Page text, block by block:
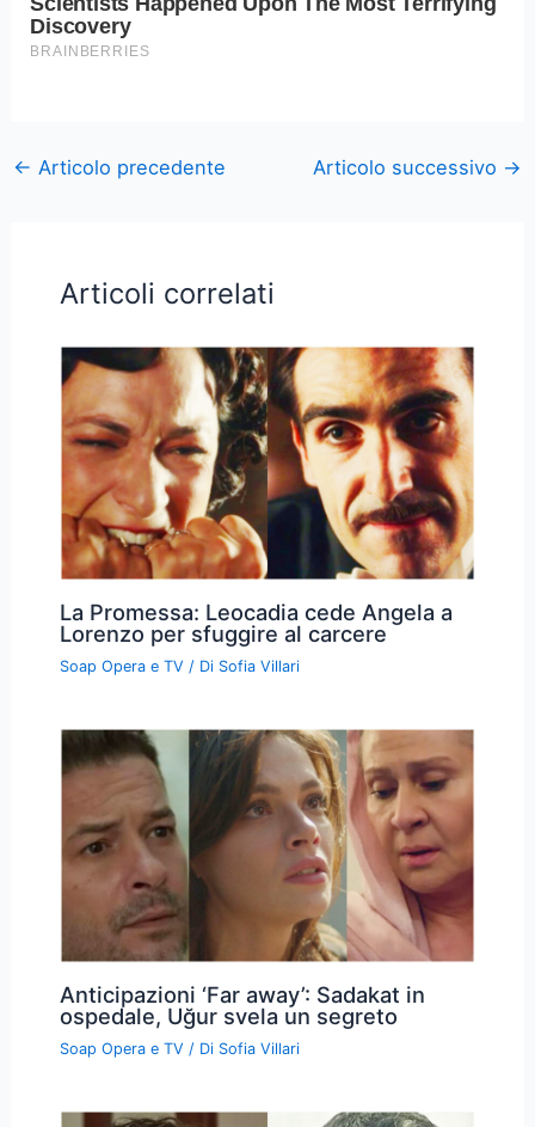
← Articolo precedente Articolo successivo →
Articoli correlati
La Promessa: Leocadia cede Angela a
Lorenzo per sfuggire al carcere
Soap Opera e TV / Di Sofia Villari
Anticipazioni ‘Far away’: Sadakat in
ospedale, Uğur svela un segreto
Soap Opera e TV / Di Sofia Villari